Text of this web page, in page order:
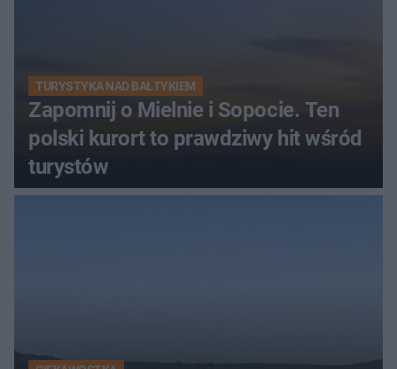
TURYSTYKA NAD BAŁTYKIEM
Zapomnij o Mielnie i Sopocie. Ten
polski kurort to prawdziwy hit wśród
turystów